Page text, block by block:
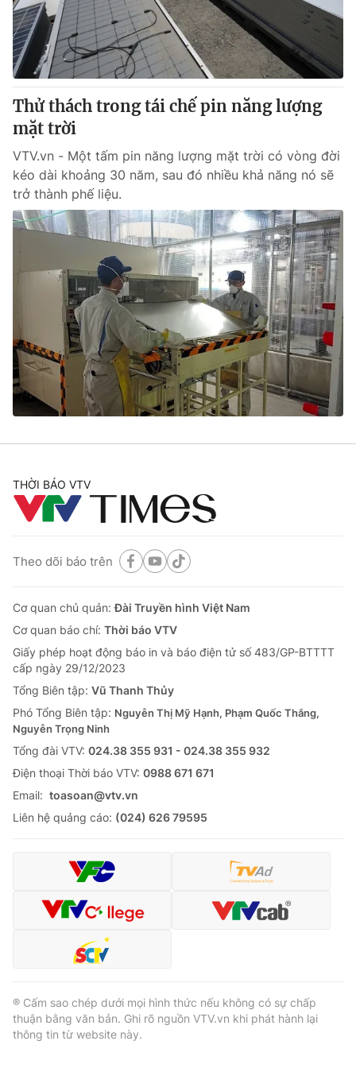
Sản phẩm
Thị trường
Tư vấn
Lịch phát sóng
Chuyên mục khác
Emagazine
Photo Infographic
Video Shorts video
VTV Money VTV Thể thao
VTV Sức khoẻ Bất động sản
Thị trường 24h Tấm lòng Việt
VTV4 Vươn mình bằng AI
Liên hệ tòa soạn English
Theo dõi báo trên
Cơ quan chủ quản: Đài Truyền hình Việt Nam
Cơ quan báo chí:Thời báo VTV
Giấy phép hoạt động báo in và báo điện tử số 483/GP-BTTTT
cấp ngày 29/12/2023
Tổng Biên tập:Vũ Thanh Thủy
Phó Tổng Biên tập: Nguyễn Thị Mỹ Hạnh, Phạm Quốc Thắng,
Ðiện thoại Thời báo VTV:
Email:toasoan@vtv.vn
Liên hệ quảng cáo:024-7300.7108
Thử thách trong tái chế pin năng lượng
mặt trời
VTV.vn - Một tấm pin năng lượng mặt trời có vòng đời
kéo dài khoảng 30 năm, sau đó nhiều khả năng nó sẽ
trở thành phế liệu.
THỜI BÁO VTV
Theo dõi báo trên
Cơ quan chủ quản:Đài Truyền hình Việt Nam
Cơ quan báo chí: Thời báo VTV
Giấy phép hoạt động báo in và báo điện tử số 483/GP-BTTTT
cấp ngày 29/12/2023
Tổng Biên tập: Vũ Thanh Thủy
Phó Tổng Biên tập: Nguyễn Thị Mỹ Hạnh, Phạm Quốc Thắng,
Nguyễn Trọng Ninh
Tổng đài VTV: 024.38 355 931 - 024.38 355 932
Ðiện thoại Thời báo VTV: 0988 671 671
Email: toasoan@vtv.vn
Liên hệ quảng cáo: (024) 626 79595
® Cấm sao chép dưới mọi hình thức nếu không có sự chấp
thuận bằng văn bản. Ghi rõ nguồn VTV.vn khi phát hành lại
thông tin từ website này.